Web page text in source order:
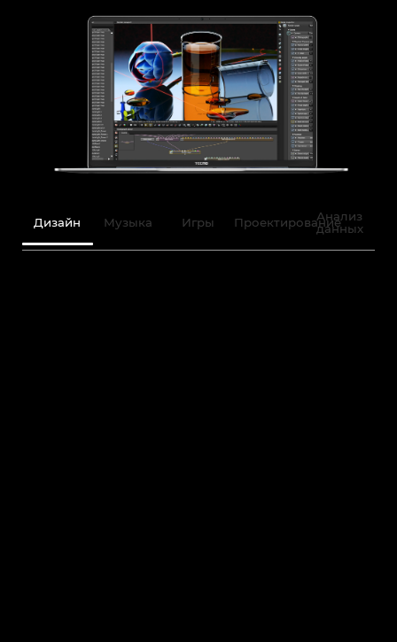
Дизайн Музыка Игры ПроектированиеАнализ
данных